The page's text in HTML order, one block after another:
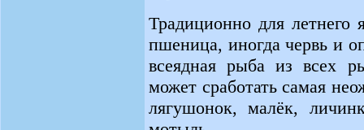
Традиционно для летнего
пшеница, иногда червь и
всеядная рыба из всех
может сработать самая
лягушонок, малёк,